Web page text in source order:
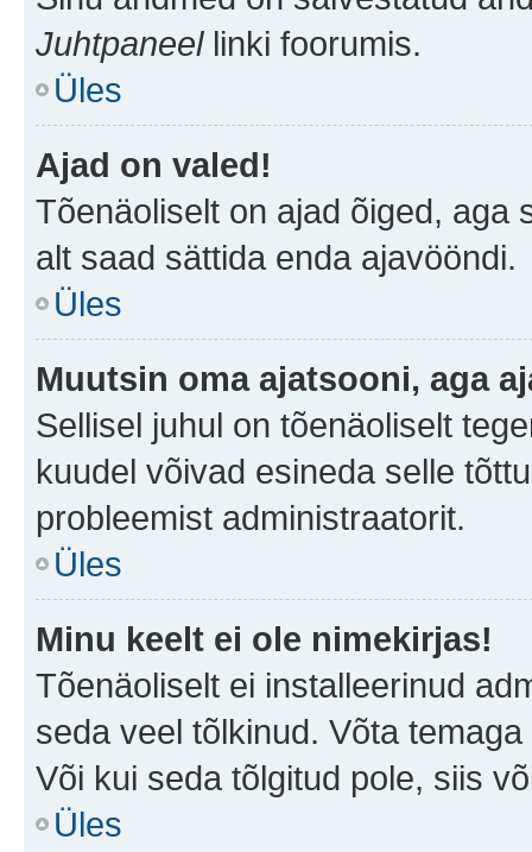
Juhtpaneellinki foorumis.
Üles
Ajad on valed!
Tõenäoliselt on ajad õiged, aga
alt saad sättida enda ajavööndi.
Üles
Muutsin oma ajatsooni, aga
Sellisel juhul on tõenäoliselt
kuudel võivad esineda selle
probleemist administraatorit.
Üles
Minu keelt ei ole nimekirjas!
Tõenäoliselt ei installeerinud
seda veel tõlkinud. Võta
Või kui seda tõlgitud pole, siis
Üles